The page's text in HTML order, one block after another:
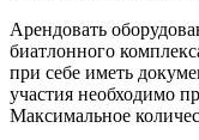
Арендовать
биатлонного
при себе иметь
участия необходимо
Максимальное